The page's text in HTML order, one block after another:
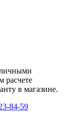
расчете
в магазине.
84-59